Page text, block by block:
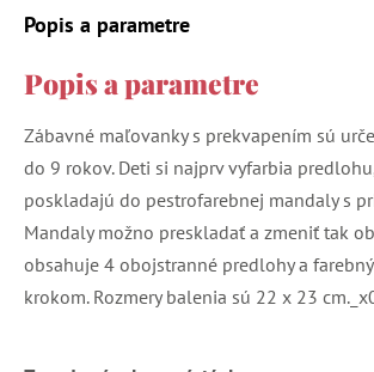
Popis a parametre
Popis a parametre
Zábavné maľovanky s prekvapením sú
do 9 rokov. Deti si najprv vyfarbia
poskladajú do pestrofarebnej mandaly s
Mandaly možno preskladať a zmeniť tak
obsahuje 4 obojstranné predlohy a
krokom. Rozmery balenia sú 22 x 23